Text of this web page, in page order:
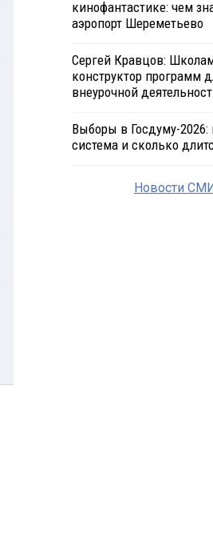
кинофантастике: чем
аэропорт Шереметьево
Сергей Кравцов:
конструктор программ
внеурочной
Выборы в Госдуму-2026:
система и сколько
Новости